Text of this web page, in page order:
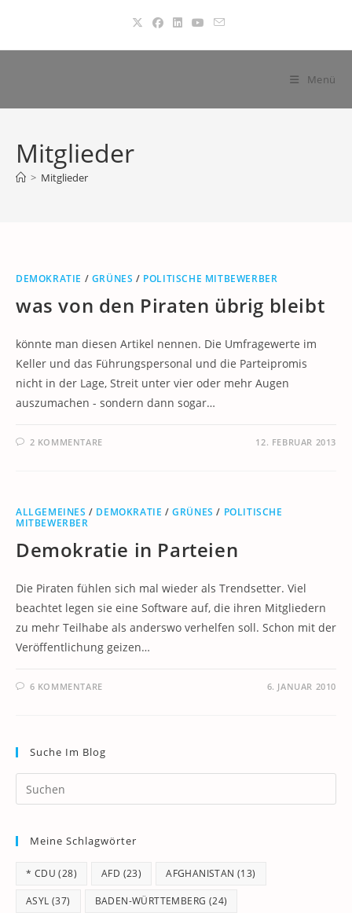
springen
Menü
Mitglieder
> Mitglieder
DEMOKRATIE / GRÜNES / POLITISCHE MITBEWERBER
was von den Piraten übrig bleibt
könnte man diesen Artikel nennen. Die Umfragewerte im
Keller und das Führungspersonal und die Parteipromis
nicht in der Lage, Streit unter vier oder mehr Augen
auszumachen - sondern dann sogar…
2 KOMMENTARE 12. FEBRUAR 2013
ALLGEMEINES / DEMOKRATIE /GRÜNES / POLITISCHE
MITBEWERBER
Demokratie in Parteien
Die Piraten fühlen sich mal wieder als Trendsetter. Viel
beachtet legen sie eine Software auf, die ihren Mitgliedern
zu mehr Teilhabe als anderswo verhelfen soll. Schon mit der
Veröffentlichung geizen…
6 KOMMENTARE 6. JANUAR 2010
Suche Im Blog
Meine Schlagwörter
* CDU (28) AFD (23) AFGHANISTAN (13)
ASYL (37) BADEN-WÜRTTEMBERG (24)